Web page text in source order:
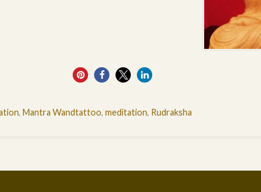
0
, Mantra Wandtattoo, meditation, Rudraksha